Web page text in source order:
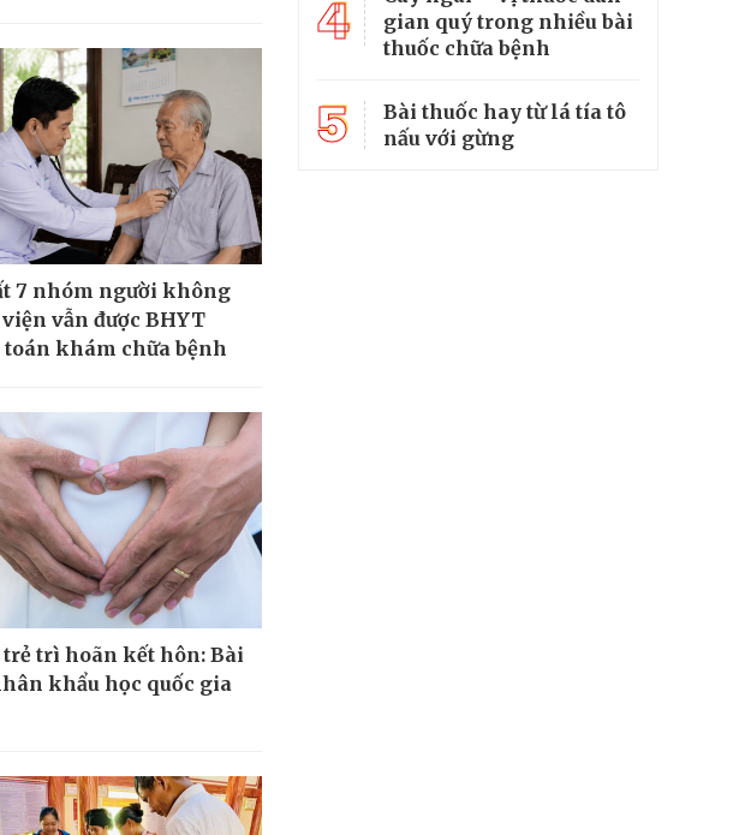
7 nhóm người không
vẫn được BHYT
khám chữa bệnh
trì hoãn kết hôn: Bài
khẩu học quốc gia
4
gian quý trong nhiều bài
thuốc chữa bệnh
5
Bài thuốc hay từ lá tía tô
nấu với gừng